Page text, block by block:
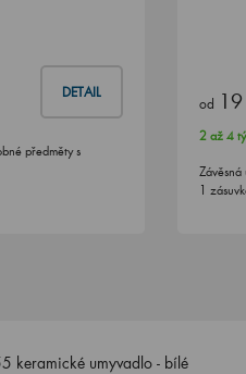
DETAIL
předměty s
od
2 až 4
1
keramické umyvadlo - bílé